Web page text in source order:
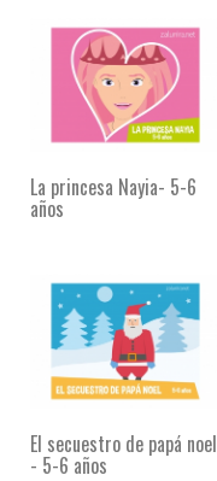
La princesa Nayia- 5-6
años
El secuestro de papá noel
- 5-6 años